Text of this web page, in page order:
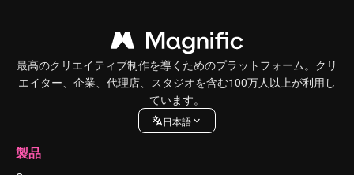
最高のクリエイティブ制作を導くためのプラットフォーム。クリ
エイター、企業、代理店、スタジオを含む100万人以上が利用し
ています。
日本語
製品